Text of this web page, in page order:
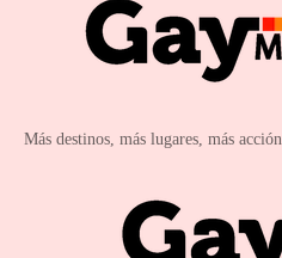
Más destinos, más lugares, más acción.